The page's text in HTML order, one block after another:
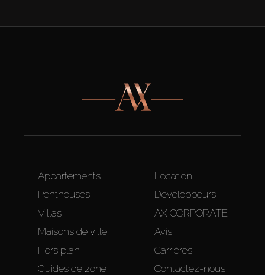
Appartements
Penthouses
Villas
Maisons de ville
Hors plan
Guides de zone
Location
Développeurs
AX CORPORATE
Avis
Carrières
Contactez-nous